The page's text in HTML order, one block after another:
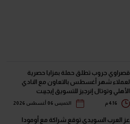
قصراوي جروب تطلق حملة بمزايا حصرية
لعملاء شهر أغسطس بالتعاون مع النادي
الأهلي وتوتال إنرجيز للتسويق إيجيبت
الخميس 06 أغسطس 2026
عز العرب السويدي توقع شراكة مع أومودا